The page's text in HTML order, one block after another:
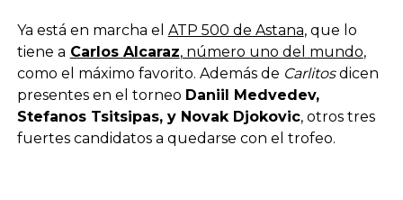
Ya está en marcha el ATP 500 de Astana, que lo
tiene a Carlos Alcaraz, número uno del mundo,
como el máximo favorito. Además de Carlitosdicen
presentes en el torneo Daniil Medvedev,
Stefanos Tsitsipas, y Novak Djokovic, otros tres
fuertes candidatos a quedarse con el trofeo.